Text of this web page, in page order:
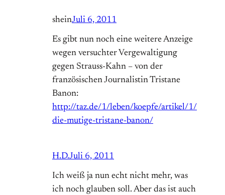
sheinJuli 6, 2011
Es gibt nun noch eine weitere Anzeige
wegen versuchter Vergewaltigung
gegen Strauss-Kahn – von der
französischen Journalistin Tristane
Banon:
http://taz.de/1/leben/koepfe/artikel/1/
die-mutige-tristane-banon/
H.D.Juli 6, 2011
Ich weiß ja nun echt nicht mehr, was
ich noch glauben soll. Aber das ist auch